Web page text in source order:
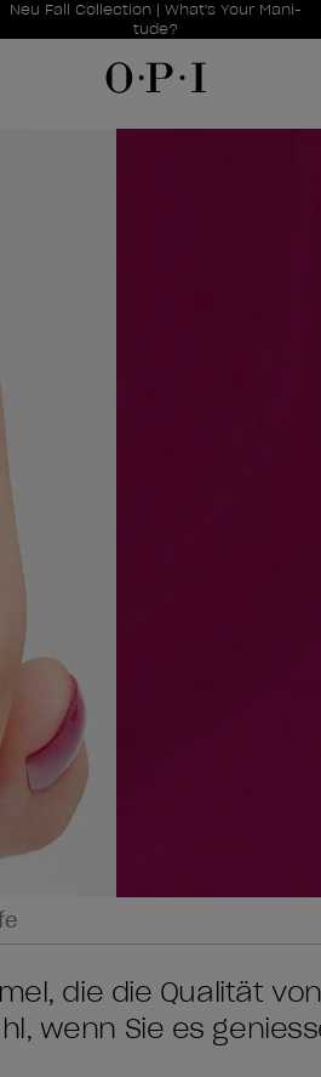
Neu Fall Collection | What's Your Mani-
tude?
1 of 2
die die Qualität von
wenn Sie es